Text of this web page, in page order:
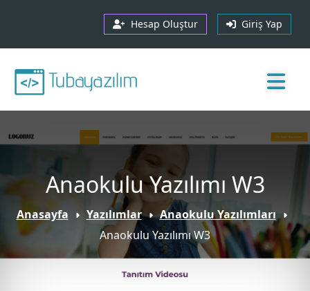
Hesap Oluştur Giriş Yap
Anaokulu Yazılımı W3
Anasayfa Yazılımlar
Anaokulu Yazılımları
Anaokulu Yazılımı W3